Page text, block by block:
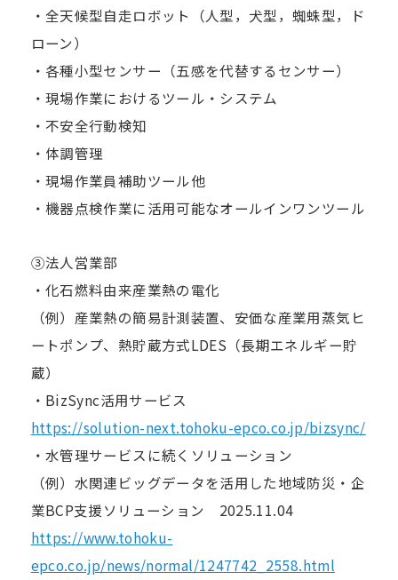
・全天候型自走ロボット（人型，犬型，蜘蛛型，ド
ローン）
・各種小型センサー（五感を代替するセンサー）
・現場作業におけるツール・システム
・不安全行動検知
・体調管理
・現場作業員補助ツール他
・機器点検作業に活用可能なオールインワンツール
③法人営業部
・化石燃料由来産業熱の電化
（例）産業熱の簡易計測装置、安価な産業用蒸気ヒ
ートポンプ、熱貯蔵方式LDES（長期エネルギー貯
蔵）
・BizSync活用サービス
https://solution-next.tohoku-epco.co.jp/bizsync/
・水管理サービスに続くソリューション
（例）水関連ビッグデータを活用した地域防災・企
業BCP支援ソリューション 2025.11.04
https://www.tohoku-
epco.co.jp/news/normal/1247742_2558.html